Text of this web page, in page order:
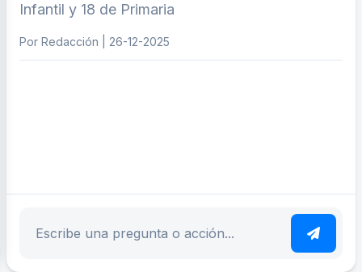
Infantil y 18 de Primaria
Por Redacción | 26-12-2025
Escribe tu pregunta